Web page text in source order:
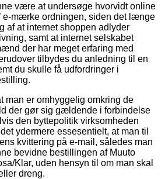
være at undersøge hvorvidt online
e-mærke ordningen, siden det længe
af at internet shoppen adlyder
samt at internet selskabet
der har meget erfaring med
tilbydes du anledning til en
du skulle få udfordringer i
man er omhyggelig omkring de
der gør sig gældende i forbindelse
den byttepolitik virksomheden
ydermere essesentielt, at man til
kvittering på e-mail, således man
bevidne bestillingen af Muuto
Klar, uden hensyn til om man skal
dreng.